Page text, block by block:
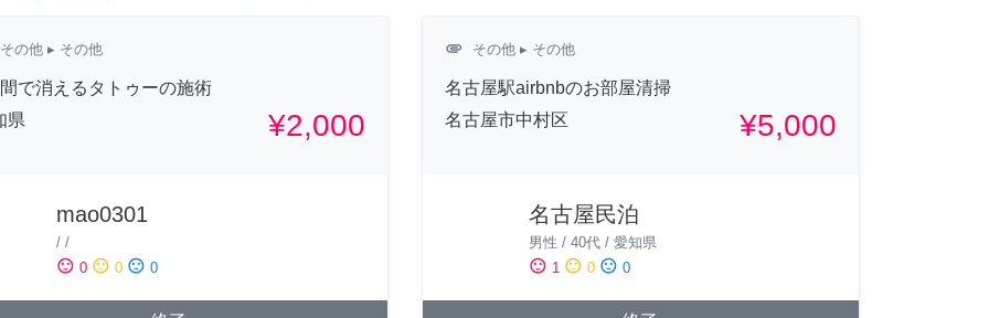
その他 ▸ その他
で消えるタトゥーの施術
県
¥2,000
mao0301
/ /
sentiment_satisfied 0 sentiment_neutral 0 sentiment_dissatisfied 0
attachment その他▸ その他
名古屋駅airbnbのお部屋清掃
名古屋市中村区
¥5,000
名古屋民泊
男性 / 40代/ 愛知県
sentiment_satisfied 1 sentiment_neutral 0 sentiment_dissatisfied 0